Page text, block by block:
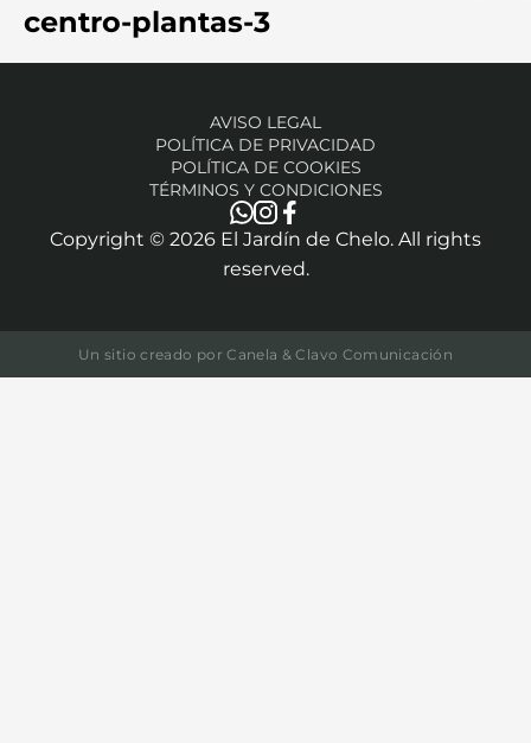
centro-plantas-3
Copyright © 2026 El Jardín de Chelo. All rights
reserved.
AVISO LEGAL
POLÍTICA DE PRIVACIDAD
POLÍTICA DE COOKIES
TÉRMINOS Y CONDICIONES
Un sitio creado porCanela & Clavo Comunicación